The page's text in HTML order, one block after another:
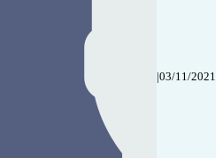
|03/11/2021